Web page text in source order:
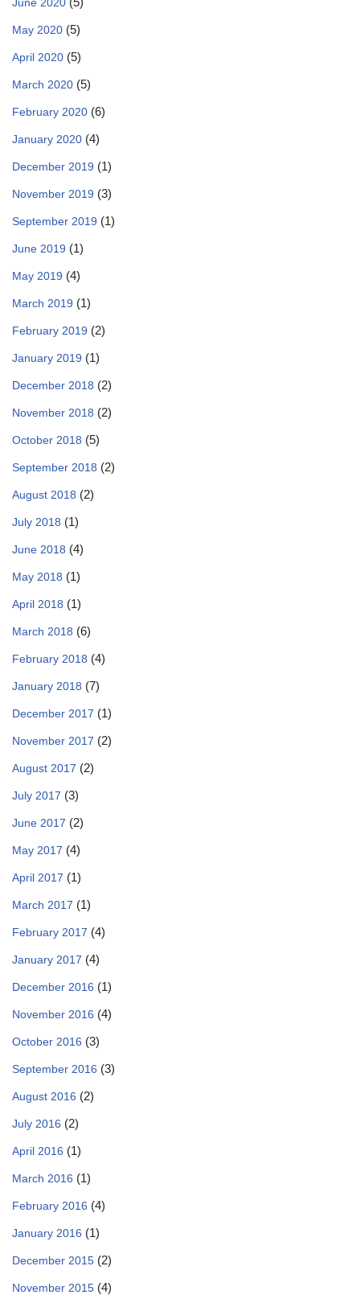
May 2020 (5)
April 2020 (5)
March 2020 (5)
February 2020 (6)
January 2020 (4)
December 2019 (1)
November 2019 (3)
September 2019 (1)
June 2019 (1)
May 2019 (4)
March 2019 (1)
February 2019 (2)
January 2019 (1)
December 2018 (2)
November 2018 (2)
October 2018 (5)
September 2018 (2)
August 2018 (2)
July 2018 (1)
June 2018 (4)
May 2018 (1)
April 2018 (1)
March 2018 (6)
February 2018 (4)
January 2018 (7)
December 2017 (1)
November 2017 (2)
August 2017 (2)
July 2017 (3)
June 2017 (2)
May 2017 (4)
April 2017 (1)
March 2017 (1)
February 2017 (4)
January 2017 (4)
December 2016 (1)
November 2016 (4)
October 2016 (3)
September 2016 (3)
August 2016 (2)
July 2016 (2)
April 2016 (1)
March 2016 (1)
February 2016 (4)
January 2016 (1)
December 2015 (2)
November 2015 (4)